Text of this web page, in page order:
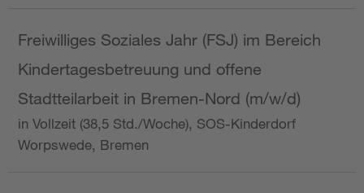
Freiwilliges Soziales Jahr (FSJ) im Bereich
Kindertagesbetreuung und offene
Stadtteilarbeit in Bremen-Nord (m/w/d)
in Vollzeit (38,5 Std./Woche), SOS-Kinderdorf
Worpswede, Bremen